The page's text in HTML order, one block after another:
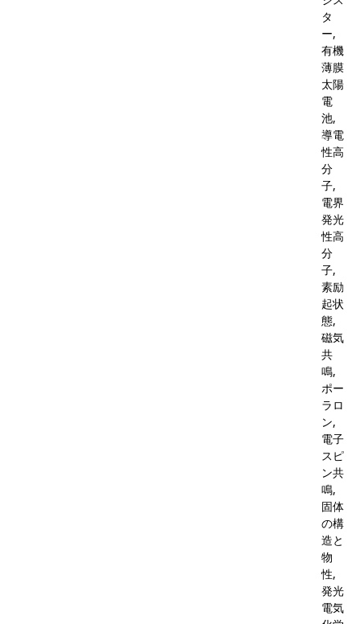
タ
ー,
有機
薄膜
太陽
電
池,
導電
性高
分
子,
電界
発光
性高
分
子,
素励
起状
態,
磁気
共
鳴,
ポー
ラロ
ン,
電子
スピ
ン共
鳴,
固体
の構
造と
物
性,
発光
電気